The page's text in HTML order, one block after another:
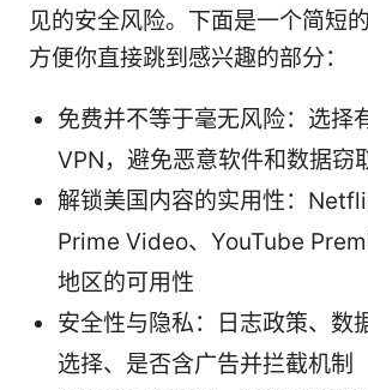
见的安全风险。下面是一个简短
方便你直接跳到感兴趣的部分：
免费并不等于毫无风险：选择
VPN，避免恶意软件和数据窃
解锁美国内容的实用性：
Prime Video、YouTube
地区的可用性
安全性与隐私：日志政策、数
选择、是否含广告并拦截机制